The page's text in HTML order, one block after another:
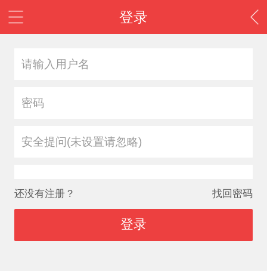
登录
安全提问(未设置请忽略)
还没有注册？ 找回密码
登录